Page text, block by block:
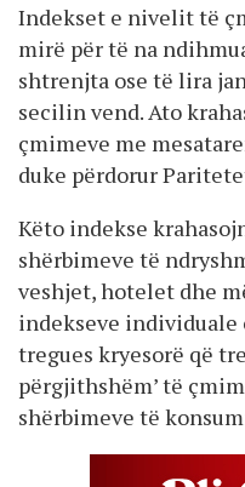
Indekset e nivelit të
mirë për të na
shtrenjta ose të lira
secilin vend. Ato
çmimeve me
duke përdorur
Këto indekse
shërbimeve të
veshjet, hotelet dhe
indekseve individuale
tregues kryesorë që
përgjithshëm’ të
shërbimeve të